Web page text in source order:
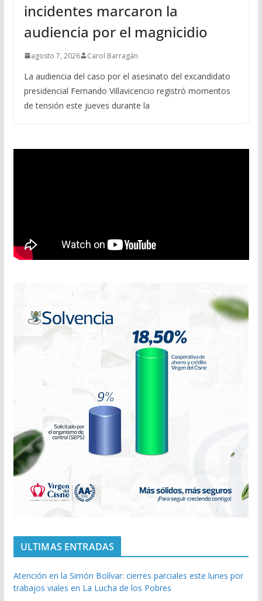
incidentes marcaron la
audiencia por el magnicidio
agosto 7, 2026 Carol Barragán
La audiencia del caso por el asesinato del excandidato
presidencial Fernando Villavicencio registró momentos
de tensión este jueves durante la
ULTIMAS ENTRADAS
Atención en la Simón Bolívar: cierres parciales este lunes por
trabajos viales en La Lucha de los Pobres